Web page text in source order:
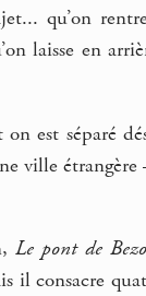
qu’on
laisse en
est séparé
ville
Le pont de
il consacre